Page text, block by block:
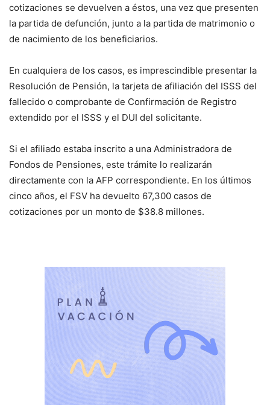
cotizaciones se devuelven a éstos, una vez que presenten
la partida de defunción, junto a la partida de matrimonio o
de nacimiento de los beneficiarios.
En cualquiera de los casos, es imprescindible presentar la
Resolución de Pensión, la tarjeta de afiliación del ISSS del
fallecido o comprobante de Confirmación de Registro
extendido por el ISSS y el DUI del solicitante.
Si el afiliado estaba inscrito a una Administradora de
Fondos de Pensiones, este trámite lo realizarán
directamente con la AFP correspondiente. En los últimos
cinco años, el FSV ha devuelto 67,300 casos de
cotizaciones por un monto de $38.8 millones.